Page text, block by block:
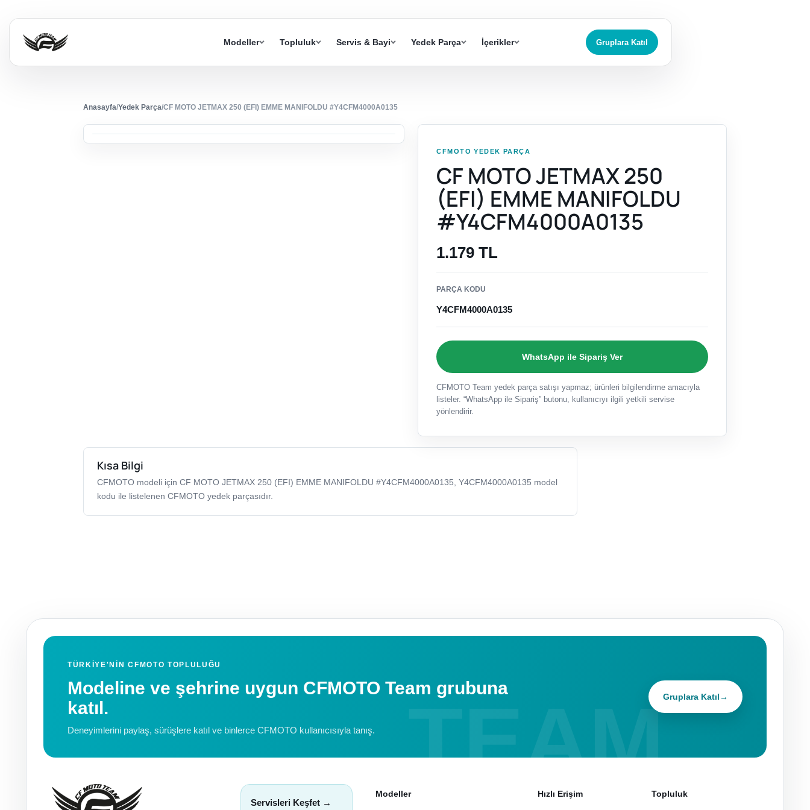
Modeller Topluluk Servis & Bayi Yedek Parça İçerikler Gruplara Katıl
Anasayfa/Yedek Parça/CF MOTO JETMAX 250 (EFI) EMME MANIFOLDU #Y4CFM4000A0135
CFMOTO YEDEK PARÇA
CF MOTO JETMAX 250
(EFI) EMME MANIFOLDU
#Y4CFM4000A0135
1.179 TL
PARÇA KODU
Y4CFM4000A0135
WhatsApp ile Sipariş Ver
CFMOTO Team yedek parça satışı yapmaz; ürünleri bilgilendirme amacıyla
listeler. “WhatsApp ile Sipariş” butonu, kullanıcıyı ilgili yetkili servise
yönlendirir.
Kısa Bilgi
CFMOTO modeli için CF MOTO JETMAX 250 (EFI) EMME MANIFOLDU #Y4CFM4000A0135, Y4CFM4000A0135 model
kodu ile listelenen CFMOTO yedek parçasıdır.
TÜRKIYE'NIN CFMOTO TOPLULUĞU
Modeline ve şehrine uygun CFMOTO Team grubuna
katıl.
Deneyimlerini paylaş, sürüşlere katıl ve binlerce CFMOTO kullanıcısıyla tanış.
Gruplara Katıl→
Servisleri Keşfet →
Modeller Hızlı Erişim Topluluk